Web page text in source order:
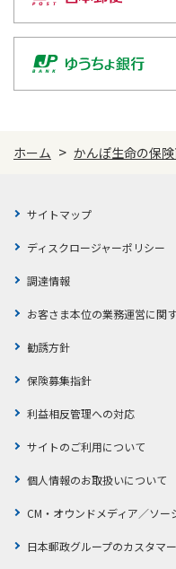
ホーム > かんぽ生命の保
サイトマップ
ディスクロージャーポリシー
調達情報
お客さま本位の業務運営に関
勧誘方針
保険募集指針
利益相反管理への対応
サイトのご利用について
個人情報のお取扱いについて
CM・オウンドメディア／ソー
日本郵政グループのカスタマ